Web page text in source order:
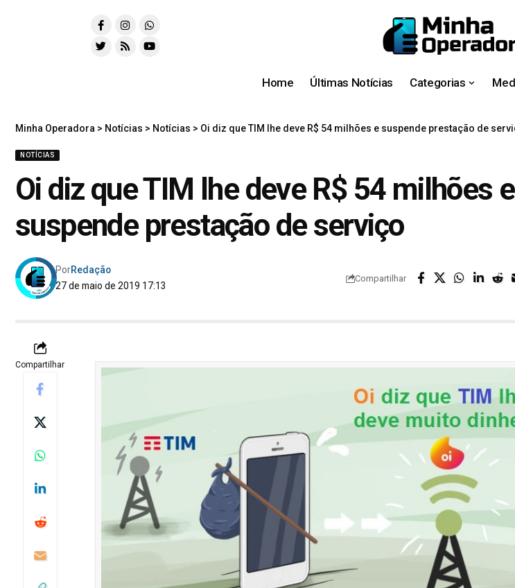
Home Últimas Notícias Categorias
Minha Operadora > Notícias > Notícias > Oi diz que TIM lhe deve R$ 54 milhões e suspende prestação de
NOTÍCIAS
Oi diz que TIM lhe deve R$ 54 milhões e
suspende prestação de serviço
27 de maio de 2019 17:13
PorRedação
Compartilhar
Compartilhar